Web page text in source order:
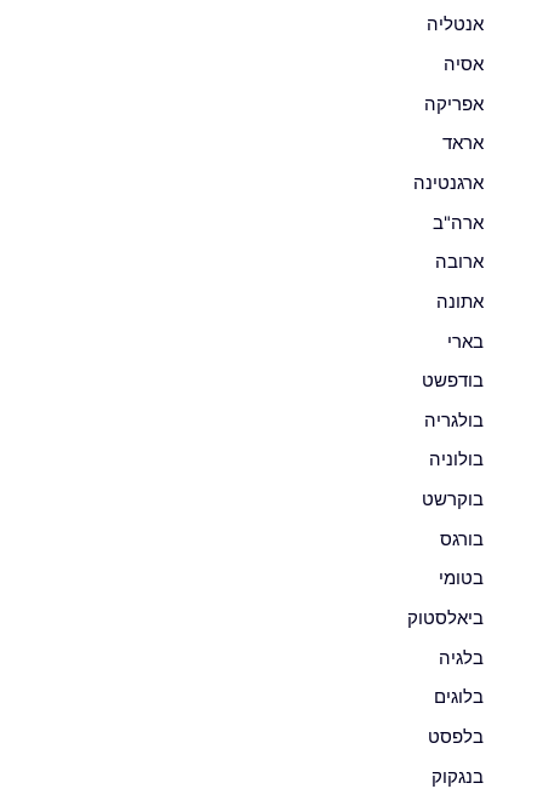
אנטליה
אסיה
אפריקה
אראד
ארגנטינה
ארה"ב
ארובה
אתונה
בארי
בודפשט
בולגריה
בולוניה
בוקרשט
בורגס
בטומי
ביאלסטוק
בלגיה
בלוגים
בלפסט
בנגקוק